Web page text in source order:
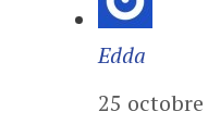
Edda
25